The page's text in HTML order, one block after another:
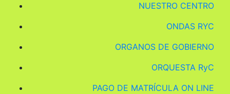
NUESTRO CENTRO
ONDAS RYC
ORGANOS DE GOBIERNO
ORQUESTA RyC
PAGO DE MATRÍCULA ON LINE